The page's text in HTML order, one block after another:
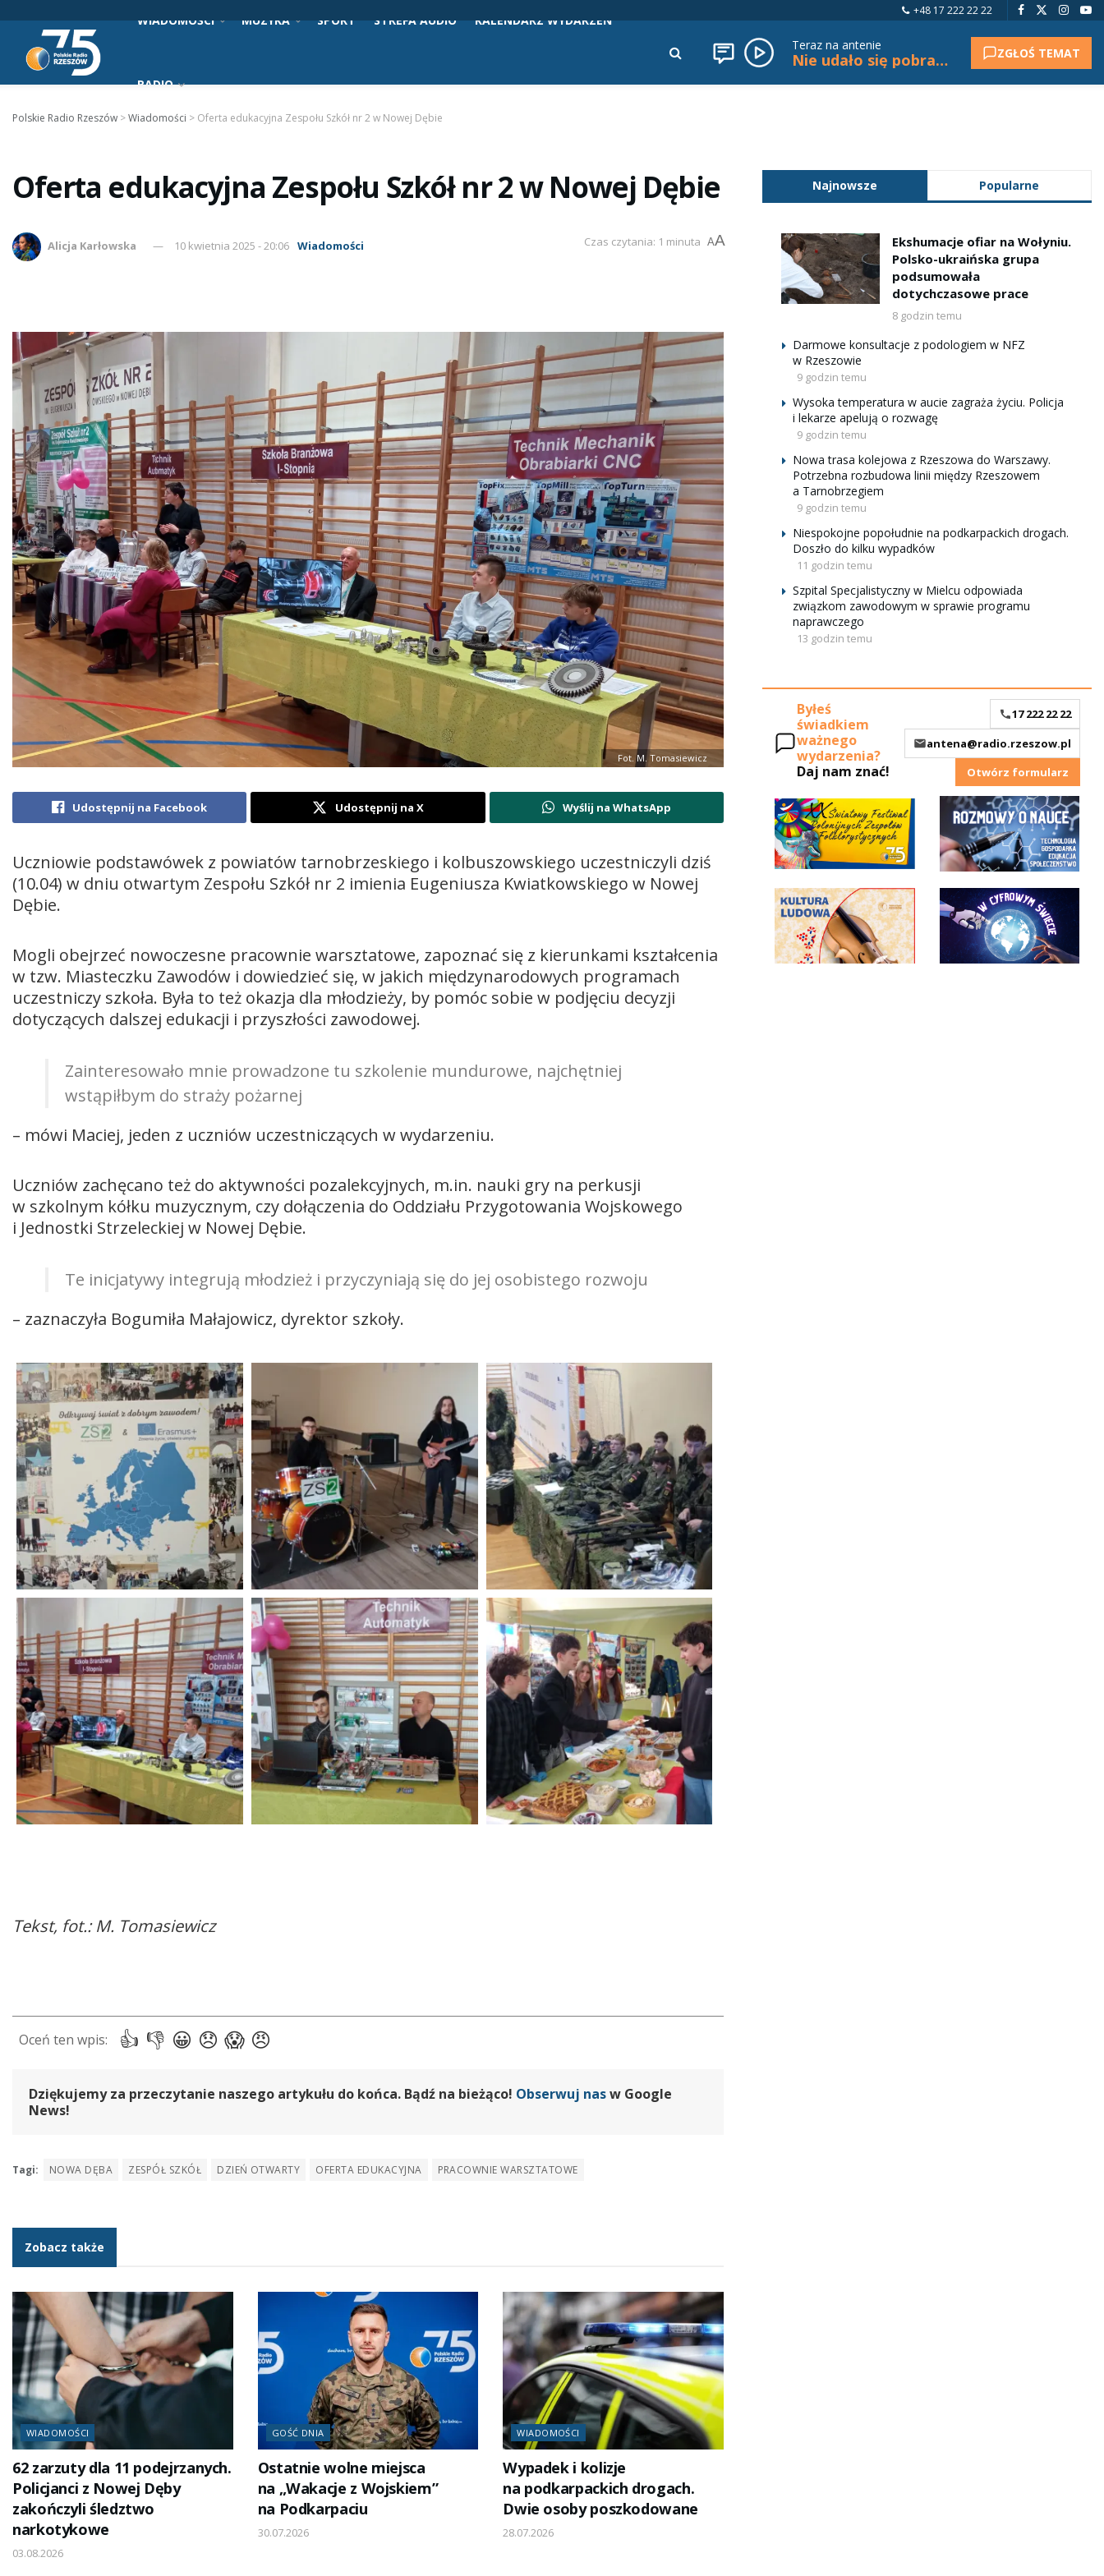
+48 17 222 22 22
WIADOMOŚCI MUZYKA SPORT STREFA AUDIO KALENDARZ WYDARZEŃ
RADIO
Teraz na antenie
Nie udało się pobrać tytułu. ZGŁOŚ TEMAT
Polskie Radio Rzeszów >Wiadomości > Oferta edukacyjna Zespołu Szkół nr 2 w Nowej Dębie
Oferta edukacyjna Zespołu Szkół nr 2 w Nowej Dębie
Alicja Karłowska 10 kwietnia 2025 - 20:06 Wiadomości Czas czytania: 1 minuta AA
Fot. M. Tomasiewicz
Udostępnij na Facebook Udostępnij na X Wyślij na WhatsApp
Uczniowie podstawówek z powiatów tarnobrzeskiego i kolbuszowskiego uczestniczyli dziś
(10.04) w dniu otwartym Zespołu Szkół nr 2 imienia Eugeniusza Kwiatkowskiego w Nowej
Dębie.
Mogli obejrzeć nowoczesne pracownie warsztatowe, zapoznać się z kierunkami kształcenia
w tzw. Miasteczku Zawodów i dowiedzieć się, w jakich międzynarodowych programach
uczestniczy szkoła. Była to też okazja dla młodzieży, by pomóc sobie w podjęciu decyzji
dotyczących dalszej edukacji i przyszłości zawodowej.
Zainteresowało mnie prowadzone tu szkolenie mundurowe, najchętniej
wstąpiłbym do straży pożarnej
– mówi Maciej, jeden z uczniów uczestniczących w wydarzeniu.
Uczniów zachęcano też do aktywności pozalekcyjnych, m.in. nauki gry na perkusji
w szkolnym kółku muzycznym, czy dołączenia do Oddziału Przygotowania Wojskowego
i Jednostki Strzeleckiej w Nowej Dębie.
Te inicjatywy integrują młodzież i przyczyniają się do jej osobistego rozwoju
– zaznaczyła Bogumiła Małajowicz, dyrektor szkoły.
Tekst, fot.: M. Tomasiewicz
Dziękujemy za przeczytanie naszego artykułu do końca. Bądź na bieżąco! Obserwuj nasw Google
News!
Tagi: NOWA DĘBA ZESPÓŁ SZKÓŁ DZIEŃ OTWARTY OFERTA EDUKACYJNA PRACOWNIE WARSZTATOWE
Zobacz także
WIADOMOŚCI
62 zarzuty dla 11 podejrzanych.
Policjanci z Nowej Dęby
zakończyli śledztwo
narkotykowe
03.08.2026
GOŚĆ DNIA
Ostatnie wolne miejsca
na „Wakacje z Wojskiem”
na Podkarpaciu
30.07.2026
WIADOMOŚCI
Wypadek i kolizje
na podkarpackich drogach.
Dwie osoby poszkodowane
28.07.2026
Najnowsze Popularne
Ekshumacje ofiar na Wołyniu.
Polsko-ukraińska grupa
podsumowała
dotychczasowe prace
8 godzin temu
Darmowe konsultacje z podologiem w NFZ
w Rzeszowie
9 godzin temu
Wysoka temperatura w aucie zagraża życiu. Policja
i lekarze apelują o rozwagę
9 godzin temu
Nowa trasa kolejowa z Rzeszowa do Warszawy.
Potrzebna rozbudowa linii między Rzeszowem
a Tarnobrzegiem
9 godzin temu
Niespokojne popołudnie na podkarpackich drogach.
Doszło do kilku wypadków
11 godzin temu
Szpital Specjalistyczny w Mielcu odpowiada
związkom zawodowym w sprawie programu
naprawczego
13 godzin temu
Byłeś
świadkiem
ważnego
wydarzenia?
Daj nam znać!
17 222 22 22
antena@radio.rzeszow.pl
Otwórz formularz